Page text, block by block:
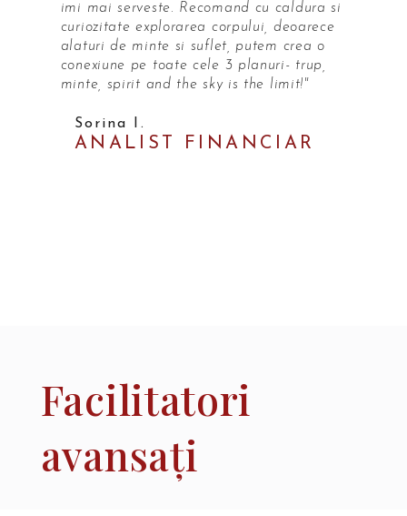
imi mai serveste. Recomand cu caldura si
curiozitate explorarea corpului, deoarece
alaturi de minte si suflet, putem crea o
conexiune pe toate cele 3 planuri- trup,
minte, spirit and the sky is the limit!"
Sorina I.
ANALIST FINANCIAR
Facilitatori​
avansați